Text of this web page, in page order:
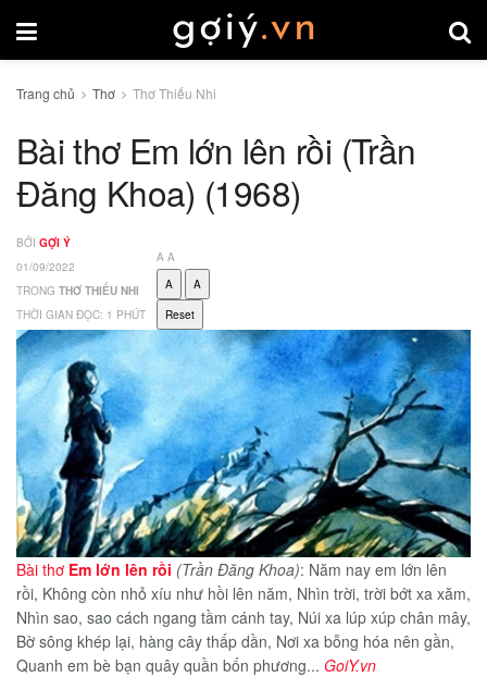
Trang chủ Thơ Thơ Thiếu Nhi
Bài thơ Em lớn lên rồi (Trần
Đăng Khoa) (1968)
BỞI GỢI Ý
01/09/2022
TRONG THƠ THIẾU NHI
THỜI GIAN ĐỌC: 1 PHÚT
A A
A
A
Reset
Bài thơ Em lớn lên rồi (Trần Đăng Khoa): Năm nay em lớn lên
rồi, Không còn nhỏ xíu như hồi lên năm, Nhìn trời, trời bớt xa xăm,
Nhìn sao, sao cách ngang tầm cánh tay, Núi xa lúp xúp chân mây,
Bờ sông khép lại, hàng cây thấp dần, Nơi xa bỗng hóa nên gần,
Quanh em bè bạn quây quần bốn phương... GoiY.vn